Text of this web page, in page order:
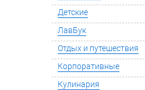
Детские
ЛавБук
Отдых и путешествия
Корпоративные
Кулинария